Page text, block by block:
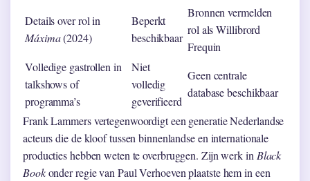
Details over rol in
Máxima(2024)
Beperkt
beschikbaar
Bronnen vermelden
rol als Willibrord
Frequin
Volledige gastrollen in
talkshows of
programma’s
Niet
volledig
geverifieerd
Geen centrale
database beschikbaar
Frank Lammers vertegenwoordigt een generatie Nederlandse
acteurs die de kloof tussen binnenlandse en internationale
producties hebben weten te overbruggen. Zijn werk in Black
Bookonder regie van Paul Verhoeven plaatste hem in een